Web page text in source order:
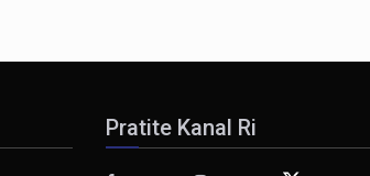
Pratite Kanal Ri